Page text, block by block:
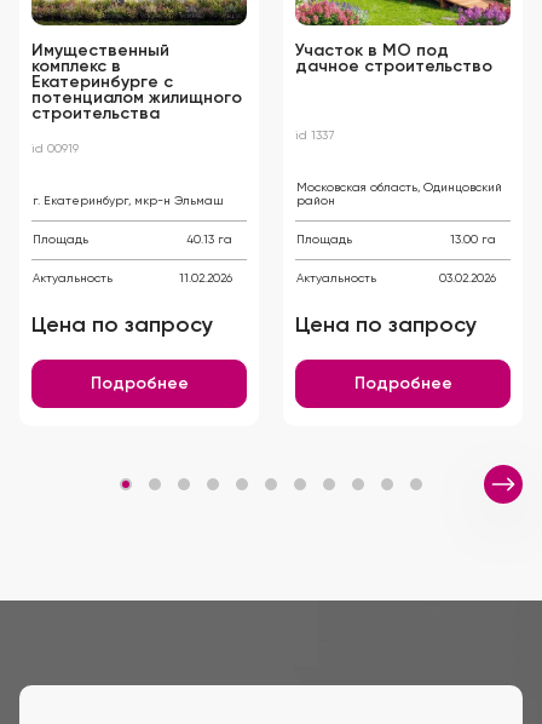
Имущественный
комплекс в
Екатеринбурге с
потенциалом жилищного
строительства
id 00919
г. Екатеринбург, мкр-н Эльмаш
Площадь 40.13 га
Актуальность 11.02.2026
Цена по запросу
Подробнее
Участок в МО под
дачное строительство
id 1337
Московская область, Одинцовский
район
Площадь 13.00 га
Актуальность 03.02.2026
Цена по запросу
Подробнее